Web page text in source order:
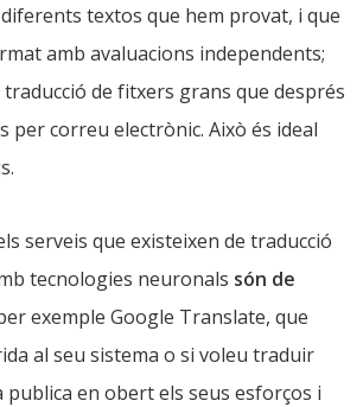
textos que hem provat, i que
amb avaluacions independents;
de fitxers grans que després
per correu electrònic. Això és ideal
serveis que existeixen de traducció
tecnologies neuronals són de
exemple Google Translate, que
al seu sistema o si voleu traduir
publica en obert els seus esforços i